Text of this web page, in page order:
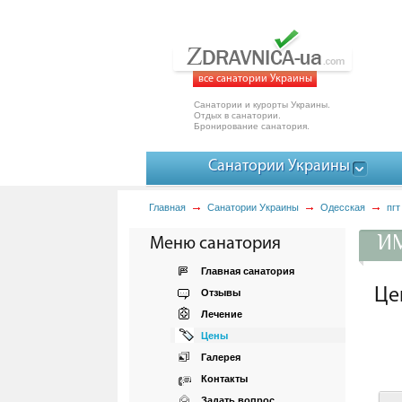
все санатории Украины
Санатории и курорты Украины.
Отдых в санатории.
Бронирование санатория.
Санатории Украины
Главная Санатории Украины Одесская
Меню санатория
Главная санатория
Отзывы
Лечение
Цены
Галерея
Контакты